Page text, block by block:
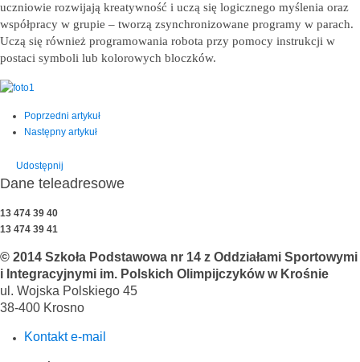
uczniowie rozwijają kreatywność i uczą się logicznego myślenia oraz
współpracy w grupie – tworzą zsynchronizowane programy w parach.
Uczą się również programowania robota przy pomocy instrukcji w
postaci symboli lub kolorowych bloczków.
Poprzedni artykuł
Następny artykuł
Udostępnij
Dane teleadresowe
13 474 39 40
13 474 39 41
© 2014 Szkoła Podstawowa nr 14 z Oddziałami Sportowymi
i Integracyjnymi im. Polskich Olimpijczyków w Krośnie
ul. Wojska Polskiego 45
38-400 Krosno
Kontakt e-mail